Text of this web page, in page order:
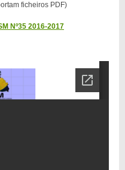
ficheiros PDF)
Nº35 2016-2017